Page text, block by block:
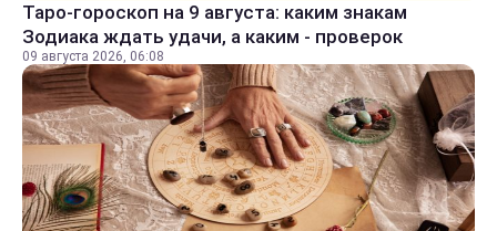
Таро-гороскоп на 9 августа: каким знакам
Зодиака ждать удачи, а каким - проверок
09 августа 2026, 06:08